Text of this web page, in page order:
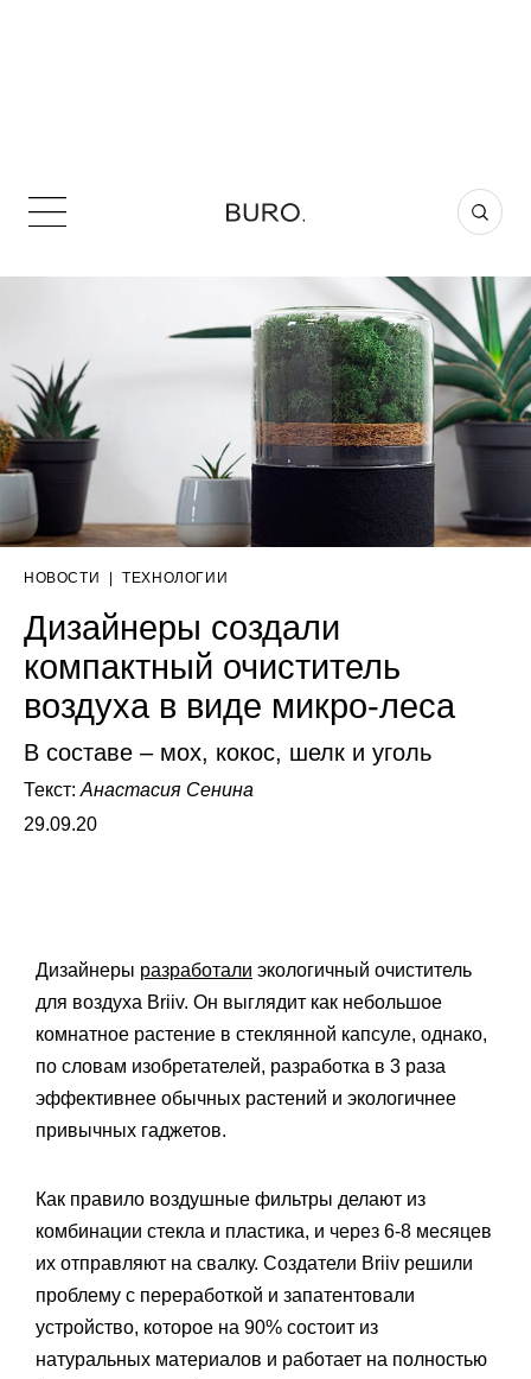
НОВОСТИ | ТЕХНОЛОГИИ
Дизайнеры создали
компактный очиститель
воздуха в виде микро-леса
В составе – мох, кокос, шелк и уголь
Текст: Анастасия Сенина
29.09.20
Дизайнеры разработали экологичный очиститель
для воздуха Briiv. Он выглядит как небольшое
комнатное растение в стеклянной капсуле, однако,
по словам изобретателей, разработка в 3 раза
эффективнее обычных растений и экологичнее
привычных гаджетов.
Как правило воздушные фильтры делают из
комбинации стекла и пластика, и через 6-8 месяцев
их отправляют на свалку. Создатели Briiv решили
проблему с переработкой и запатентовали
устройство, которое на 90% состоит из
натуральных материалов и работает на полностью